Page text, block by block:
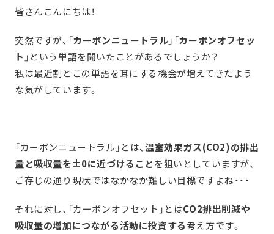
皆さんこんにちは！
突然ですが、「カーボンニュートラル」「カーボンオフセッ
ト 」という単語を聞いたことがあるでしょうか？
私は最近割とこの単語を耳にする機会が増えてきたよう
な気がしています。
「カーボンニュートラル」とは、温室効果ガス(CO2)の排出
量と吸収量を±0に近づけることを狙いとしていますが、
ご存じの通り現状ではなかなか難しい目標ですよね・・・
それに対し、「カーボンオフセット」とはCO2排出削減や
吸収量の増加につながる活動に投資する考え方です。